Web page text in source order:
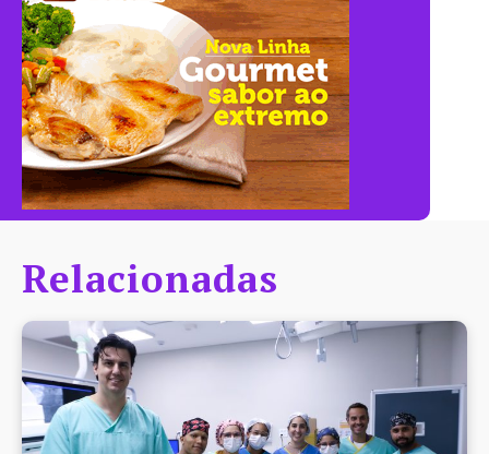
Relacionadas